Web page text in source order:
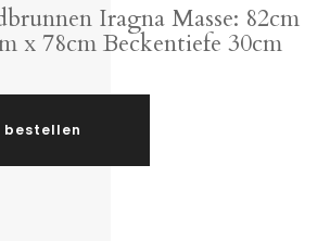
Iragna Masse: 82cm
x 78cm Beckentiefe 30cm